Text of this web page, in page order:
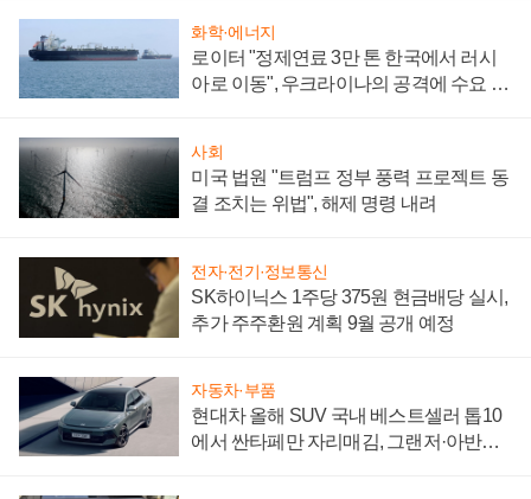
화학·에너지
로이터 "정제연료 3만 톤 한국에서 러시
아로 이동", 우크라이나의 공격에 수요 늘
사회
미국 법원 "트럼프 정부 풍력 프로젝트 동
결 조치는 위법", 해제 명령 내려
전자·전기·정보통신
SK하이닉스 1주당 375원 현금배당 실시,
추가 주주환원 계획 9월 공개 예정
자동차·부품
현대차 올해 SUV 국내 베스트셀러 톱10
에서 싼타페만 자리매김, 그랜저·아반떼